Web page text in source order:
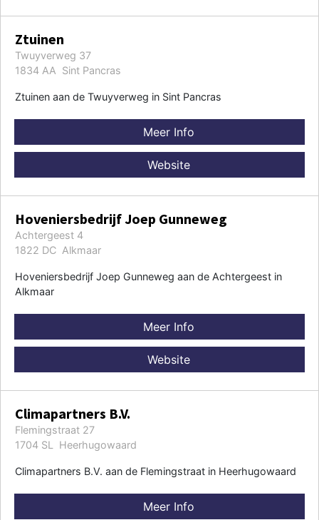
Ztuinen
Twuyverweg 37
1834 AA Sint Pancras
Ztuinen aan de Twuyverweg in Sint Pancras
Meer Info
Website
Hoveniersbedrijf Joep Gunneweg
Achtergeest 4
1822 DC Alkmaar
Hoveniersbedrijf Joep Gunneweg aan de Achtergeest in
Alkmaar
Meer Info
Website
Climapartners B.V.
Flemingstraat 27
1704 SL Heerhugowaard
Climapartners B.V. aan de Flemingstraat in Heerhugowaard
Meer Info